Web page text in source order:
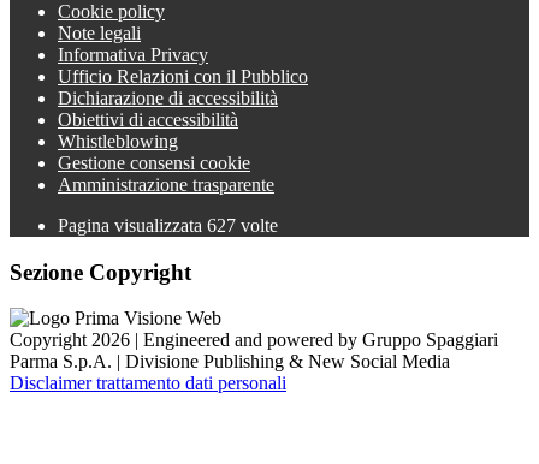
Cookie policy
Note legali
Informativa Privacy
Ufficio Relazioni con il Pubblico
Dichiarazione di accessibilità
Obiettivi di accessibilità
Whistleblowing
Gestione consensi cookie
Amministrazione trasparente
Pagina visualizzata 627 volte
Sezione Copyright
Copyright 2026 | Engineered and powered by Gruppo Spaggiari
Parma S.p.A. | Divisione Publishing & New Social Media
Disclaimer trattamento dati personali